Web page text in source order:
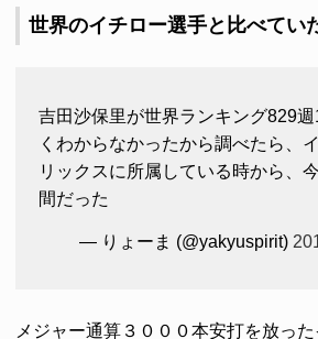
世界のイチロー選手と比べてい
吉田沙保里が世界ランキング829
くわからなかったから調べたら、
リックスに所属している時から、
間だった
— りょーま (@yakyuspirit)
メジャー通算３０００本安打を放っ